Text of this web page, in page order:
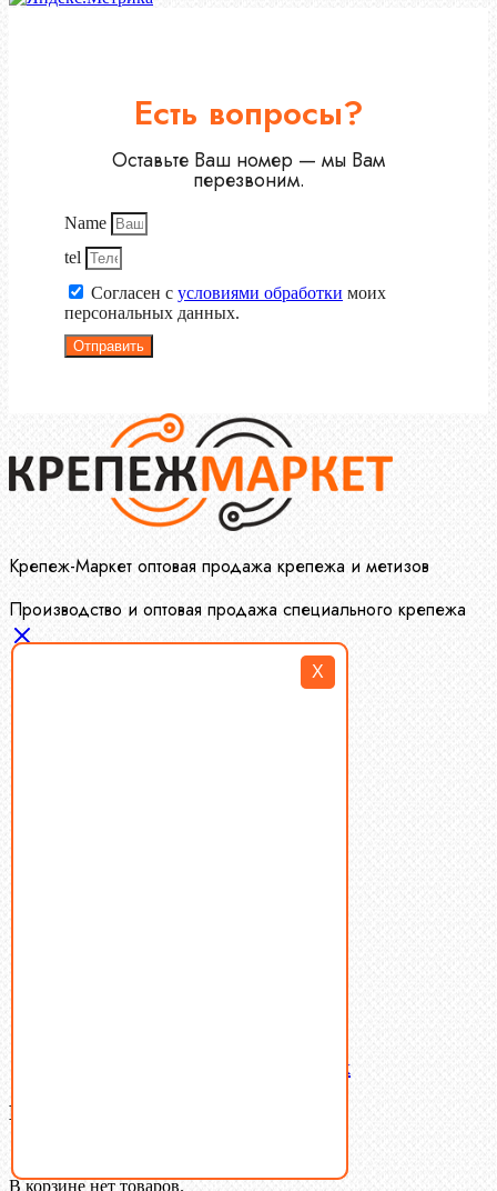
X
Есть вопросы?
Оставьте Ваш номер — мы Вам
перезвоним.
Name
tel
Согласен с условиями обработки моих
персональных данных.
Отправить
Крепеж-Маркет оптовая продажа крепежа и метизов
Производство и оптовая продажа специального крепежа
Латунный и бронзовый крепеж
Ваша корзина
В корзине нет товаров.